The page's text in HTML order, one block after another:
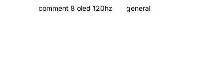
comment 8 oled 120hz general